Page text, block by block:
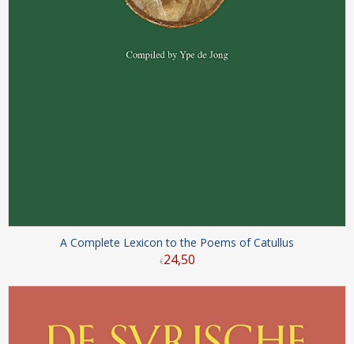
A Complete Lexicon to the Poems of Catullus
€24,50